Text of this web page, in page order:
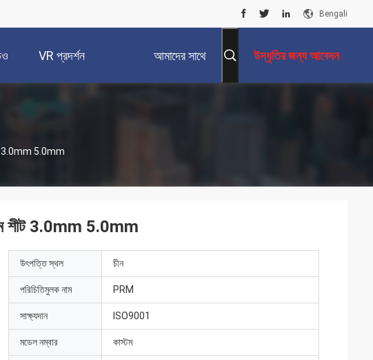
Bengali
VR প্রদর্শন আমাদের সাথে উদ্ধৃতির জন্য আবেদন
3.0mm 5.0mm
শীট 3.0mm 5.0mm
উৎপত্তি স্থল চীন
পরিচিতিমুলক নাম PRM
সাক্ষ্যদান ISO9001
মডেল নম্বার কাস্টম